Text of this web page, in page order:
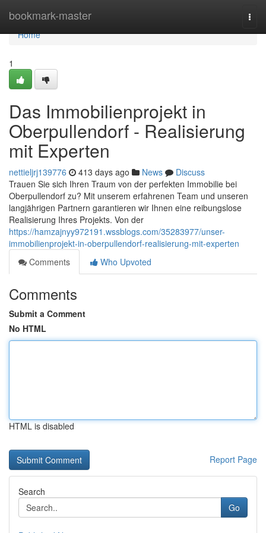
bookmark-master
Home
Home
1
Das Immobilienprojekt in
Oberpullendorf - Realisierung
mit Experten
nettieljrj139776 413 days ago News
Discuss
Trauen Sie sich Ihren Traum von der perfekten Immobilie bei
Oberpullendorf zu? Mit unserem erfahrenen Team und unseren
langjährigen Partnern garantieren wir Ihnen eine reibungslose
Realisierung Ihres Projekts. Von der
https://hamzajnyy972191.wssblogs.com/35283977/unser-
immobilienprojekt-in-oberpullendorf-realisierung-mit-experten
Comments
Who Upvoted
Comments
Submit a Comment
No HTML
HTML is disabled
Report Page
Search
Go